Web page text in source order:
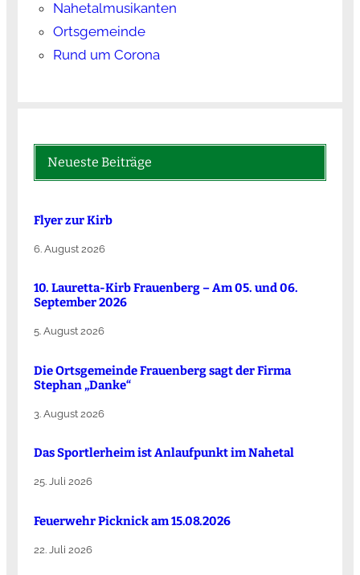
Nahetalmusikanten
Ortsgemeinde
Rund um Corona
Neueste Beiträge
Flyer zur Kirb
6. August 2026
10. Lauretta-Kirb Frauenberg – Am 05. und 06.
September 2026
5. August 2026
Die Ortsgemeinde Frauenberg sagt der Firma
Stephan „Danke“
3. August 2026
Das Sportlerheim ist Anlaufpunkt im Nahetal
25. Juli 2026
Feuerwehr Picknick am 15.08.2026
22. Juli 2026